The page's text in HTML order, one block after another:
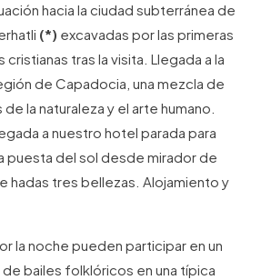
hacia la ciudad subterránea de
(*) excavadas por las primeras
tras la visita. Llegada a la
de Capadocia, una mezcla de
la naturaleza y el arte humano.
a nuestro hotel parada para
puesta del sol desde mirador de
hadas tres bellezas. Alojamiento y
la noche pueden participar en un
bailes folklóricos en una típica